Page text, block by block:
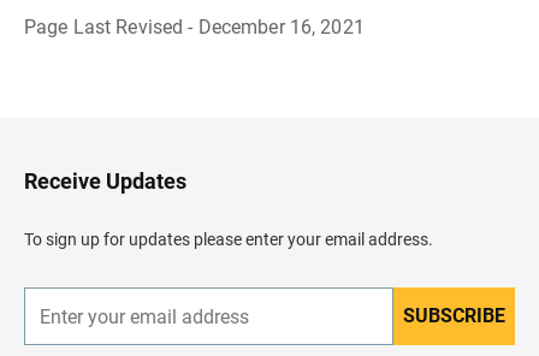
Page Last Revised - December 16, 2021
H
e
d
e
Receive Updates
To sign up for updates please enter your email address.
n
SUBSCRIBE